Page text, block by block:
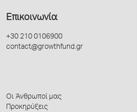
Επικοινωνία
+30 210 0106900
contact@growthfund.gr
Οι Άνθρωποί μας
Προκηρύξεις